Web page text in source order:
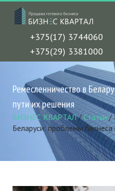
+375(17) 3744060
+375(29) 3381000
Ремесленничество в
пути их решения
БИЗНЕС КВАРТАЛ/Статьи/
Беларуси: проблемы